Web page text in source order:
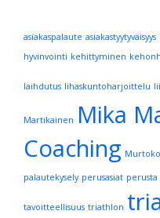
asiakaspalaute asiakastyytyväisyys
hyvinvointi kehittyminen
laihdutus lihaskuntoharjoittelu
Martikainen Mika
Coaching
palautekysely perusasiat perusta
tavoitteellisuus triathlon